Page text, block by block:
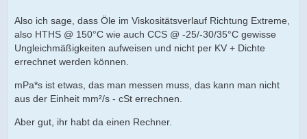
Also ich sage, dass Öle im Viskositätsverlauf Richtung Extreme,
also HTHS @ 150°C wie auch CCS @ -25/-30/35°C gewisse
Ungleichmäßigkeiten aufweisen und nicht per KV + Dichte
errechnet werden können.
mPa*s ist etwas, das man messen muss, das kann man nicht
aus der Einheit mm²/s - cSt errechnen.
Aber gut, ihr habt da einen Rechner.